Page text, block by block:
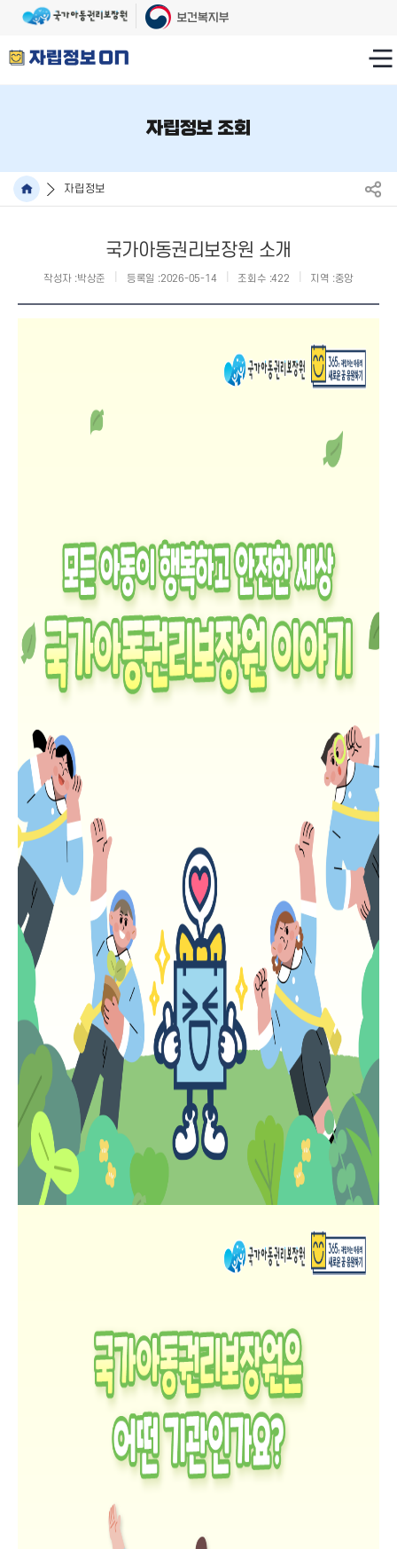
자립정보 조회
자립정보
국가아동권리보장원 소개
작성자 :박상준 등록일 :2026-05-14 조회수 :422 지역 :중앙